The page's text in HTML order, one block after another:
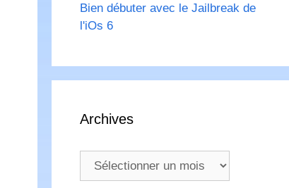
Bien débuter avec le Jailbreak de
l'iOs 6
Archives
Archives